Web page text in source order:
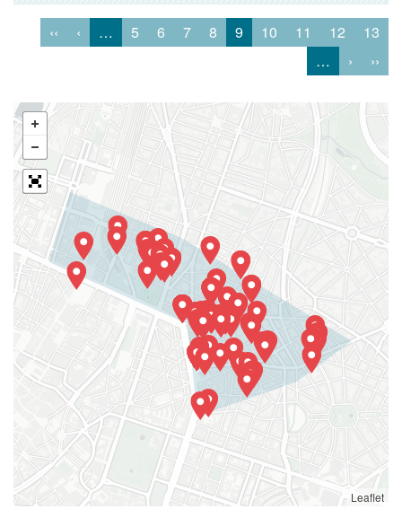
‹‹ ‹ … 5 6 7 8 9 10 11 12
13
…
› ››
Leaflet